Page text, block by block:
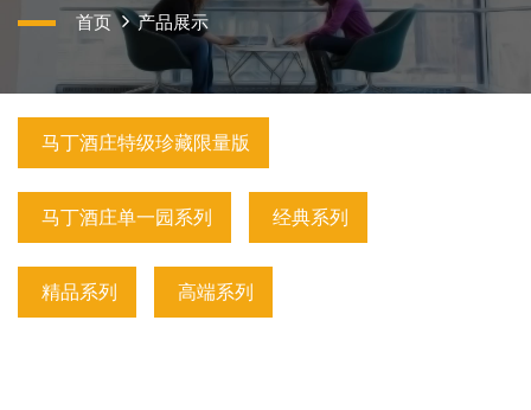
首页 产品展示
马丁酒庄特级珍藏限量版
马丁酒庄单一园系列 经典系列
精品系列 高端系列